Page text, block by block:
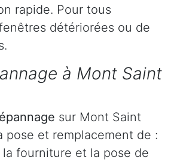
rapide. Pour tous
détériorées ou de
à Mont Saint
sur Mont Saint
pose et remplacement de :
fourniture et la pose de